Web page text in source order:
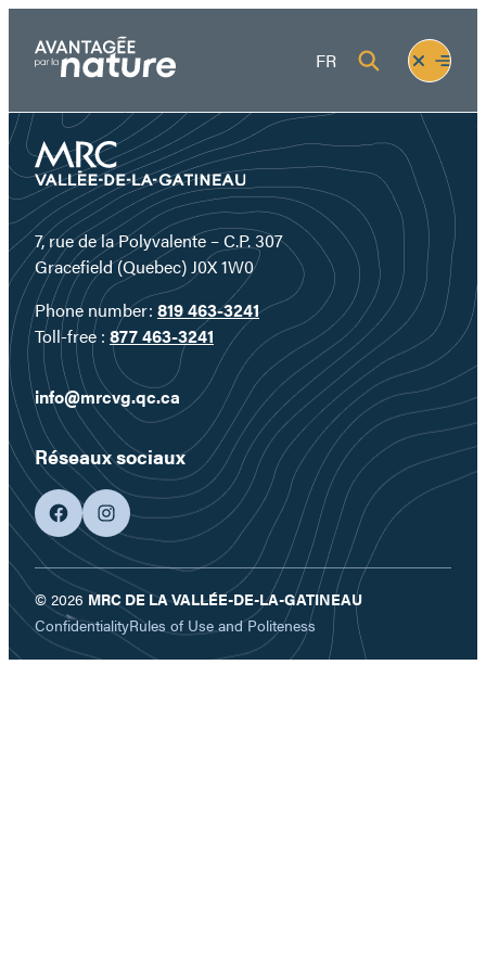
content
FR
Fermer
le
menu
Ouvrir
le
7, rue de la Polyvalente – C.P. 307
Gracefield (Quebec) J0X 1W0
Phone number: 819 463-3241
Toll-free : 877 463-3241
info@mrcvg.qc.ca
Réseaux sociaux
facebookgoogleplus
© 2026 MRC DE LA VALLÉE-DE-LA-GATINEAU
ConfidentialityRules of Use and Politeness